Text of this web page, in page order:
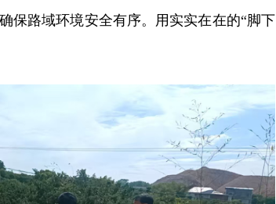
保路域环境安全有序。用实实在在的“脚下